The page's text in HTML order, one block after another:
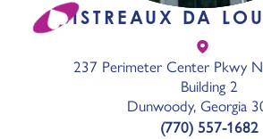
BISTREAUX DA
237 Perimeter Center Pkwy
Building 2
Dunwoody, Georgia
(770) 557-1682